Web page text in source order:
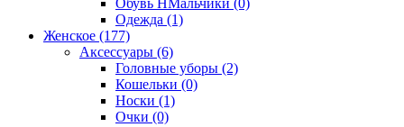
Одежда (1)
Женское (177)
Аксессуары (6)
Головные уборы (2)
Кошельки (0)
Носки (1)
Очки (0)